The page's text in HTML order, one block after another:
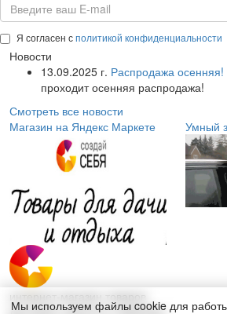
Я согласен сполитикой конфиденциальности
Новости
13.09.2025 г. Распродажа осенняя!
проходит осенняя распродажа!
Смотреть все новости
Магазин на Яндекс Маркете
Умный
интернет-магазин товаров
Мы используем файлы cookie для